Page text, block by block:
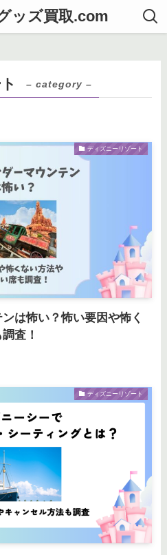
ッズ買取.com
– category –
ディズニーリゾート
は怖い？怖い要因や怖く
査！
ディズニーリゾート